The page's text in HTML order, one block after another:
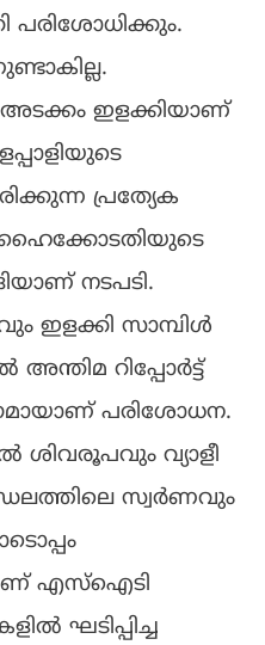
പരിശോധിക്കും.
ഇളക്കിയാണ്
പ്രത്യേക
ഹൈക്കോടതിയുടെ
നടപടി.
ഇളക്കി സാമ്പിൾ
റിപ്പോർട്ട്
പരിശോധന.
ശിവരൂപവും വ്യാളീ
സ്വർണവും
എസ്ഐടി
ഘടിപ്പിച്ച